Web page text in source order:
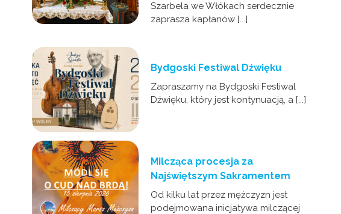
Szarbela we Włókach serdecznie
zaprasza kapłanów [...]
Bydgoski Festiwal Dźwięku
Zapraszamy na Bydgoski Festiwal
Dźwięku, który jest kontynuacją, a [...]
Milcząca procesja za
Najświętszym Sakramentem
Od kilku lat przez mężczyzn jest
podejmowana inicjatywa milczącej